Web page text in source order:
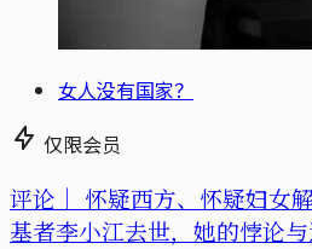
女人没有国家？
仅限会员
评论｜ 怀疑西方、怀疑妇女
基者李小江去世，她的悖论